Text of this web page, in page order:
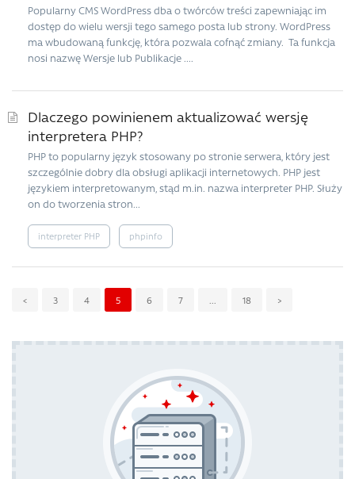
Popularny CMS WordPress dba o twórców treści zapewniając im
dostęp do wielu wersji tego samego posta lub strony. WordPress
ma wbudowaną funkcję, która pozwala cofnąć zmiany. Ta funkcja
nosi nazwę Wersje lub Publikacje ....
Dlaczego powinienem aktualizować wersję
interpretera PHP?
PHP to popularny język stosowany po stronie serwera, który jest
szczególnie dobry dla obsługi aplikacji internetowych. PHP jest
językiem interpretowanym, stąd m.in. nazwa interpreter PHP. Służy
on do tworzenia stron...
interpreter PHP phpinfo
< 3 4 5 6 7 18 >